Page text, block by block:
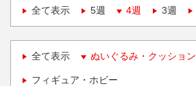
全て表示
5週 4週 3週
全て表示 ぬいぐるみ・クッション
フィギュア・ホビー